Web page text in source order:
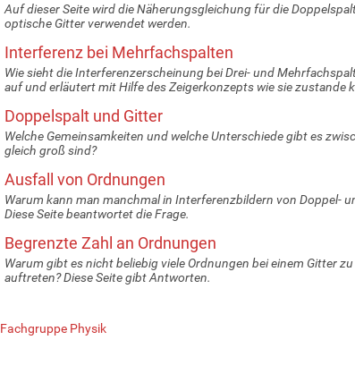
Auf dieser Seite wird die Näherungsgleichung für die
optische Gitter verwendet werden.
Interferenz bei Mehrfachspalten
Wie sieht die Interferenzerscheinung bei Drei- und
auf und erläutert mit Hilfe des Zeigerkonzepts wie sie zustande
Doppelspalt und Gitter
Welche Gemeinsamkeiten und welche Unterschiede gibt es
gleich groß sind?
Ausfall von Ordnungen
Warum kann man manchmal in Interferenzbildern von Doppel-
Diese Seite beantwortet die Frage.
Begrenzte Zahl an Ordnungen
Warum gibt es nicht beliebig viele Ordnungen bei einem Gitter
auftreten? Diese Seite gibt Antworten.
Fachgruppe Physik